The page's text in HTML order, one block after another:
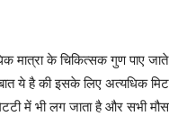
मात्रा के चिकित्सक गुण पाए
ये है की इसके लिए अत्यधिक
में भी लग जाता है और सभी